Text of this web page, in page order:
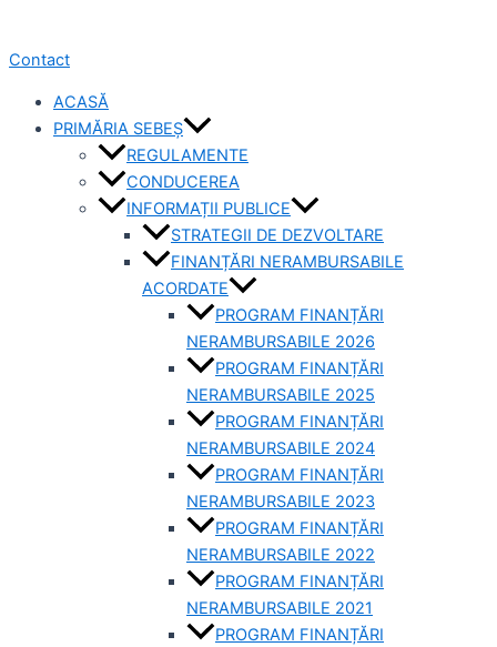
Contact
ACASĂ
PRIMĂRIA SEBEȘ
REGULAMENTE
CONDUCEREA
INFORMAȚII PUBLICE
STRATEGII DE DEZVOLTARE
FINANȚĂRI NERAMBURSABILE
ACORDATE
PROGRAM FINANȚĂRI
NERAMBURSABILE 2026
PROGRAM FINANȚĂRI
NERAMBURSABILE 2025
PROGRAM FINANȚĂRI
NERAMBURSABILE 2024
PROGRAM FINANȚĂRI
NERAMBURSABILE 2023
PROGRAM FINANȚĂRI
NERAMBURSABILE 2022
PROGRAM FINANȚĂRI
NERAMBURSABILE 2021
PROGRAM FINANȚĂRI